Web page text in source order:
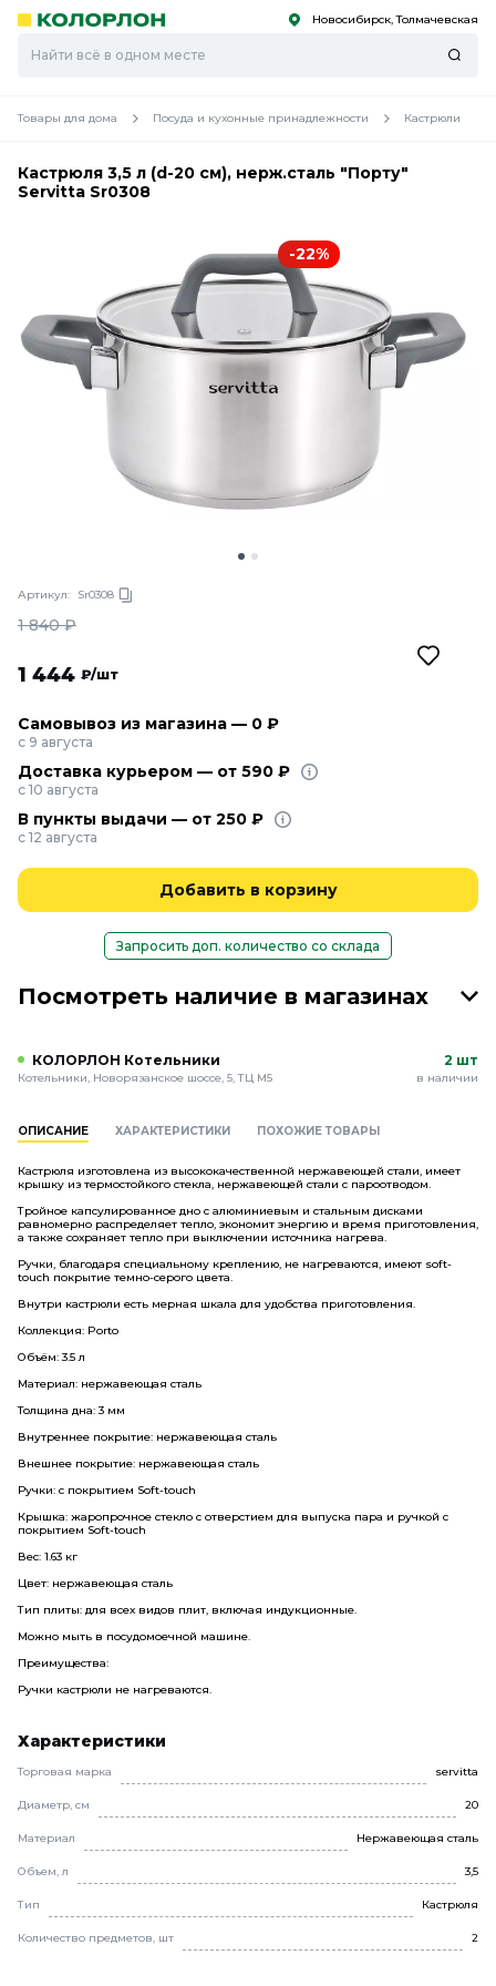
Скоро
Скоро Новосибирск, Толмачевская
Товары для дома Посуда и кухонные принадлежности Кастрюли
Кастрюля 3,5 л (d-20 см), нерж.сталь "Порту"
Servitta Sr0308
-22%
Артикул: Sr0308
1 840₽
1 444 ₽/шт
Самовывоз из магазина — 0 ₽
с 9 августа
Доставка курьером — от 590 ₽
с 10 августа
В пункты выдачи — от 250 ₽
с 12 августа
Добавить в корзину
Запросить доп. количество со склада
Посмотреть наличие в магазинах
КОЛОРЛОН Котельники
Котельники, Новорязанское шоссе, 5, ТЦ М5
2 шт
в наличии
ОПИСАНИЕ ХАРАКТЕРИСТИКИ ПОХОЖИЕ ТОВАРЫ
Кастрюля изготовлена из высококачественной нержавеющей стали, имеет
крышку из термостойкого стекла, нержавеющей стали с пароотводом.
Тройное капсулированное дно с алюминиевым и стальным дисками
равномерно распределяет тепло, экономит энергию и время приготовления,
а также сохраняет тепло при выключении источника нагрева.
Ручки, благодаря специальному креплению, не нагреваются, имеют soft-
touch покрытие темно-серого цвета.
Внутри кастрюли есть мерная шкала для удобства приготовления.
Коллекция: Porto
Объём: 3.5 л
Материал: нержавеющая сталь
Толщина дна: 3 мм
Внутреннее покрытие: нержавеющая сталь
Внешнее покрытие: нержавеющая сталь
Ручки: с покрытием Soft-touch
Крышка: жаропрочное стекло с отверстием для выпуска пара и ручкой с
покрытием Soft-touch
Вес: 1.63 кг
Цвет: нержавеющая сталь
Тип плиты: для всех видов плит, включая индукционные.
Можно мыть в посудомоечной машине.
Преимущества:
Ручки кастрюли не нагреваются.
Характеристики
Торговая марка servitta
Диаметр, см 20
Материал Нержавеющая сталь
Объем, л 3,5
Тип Кастрюля
Количество предметов, шт 2